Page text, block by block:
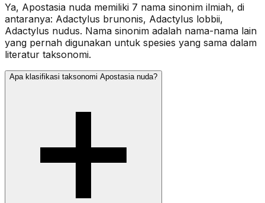
Ya, Apostasia nuda memiliki 7 nama sinonim ilmiah, di
antaranya: Adactylus brunonis, Adactylus lobbii,
Adactylus nudus. Nama sinonim adalah nama-nama lain
yang pernah digunakan untuk spesies yang sama dalam
literatur taksonomi.
Apa klasifikasi taksonomi Apostasia nuda?